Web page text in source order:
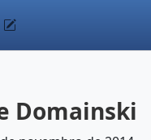
Domainski